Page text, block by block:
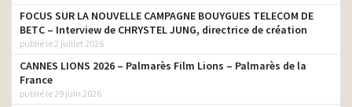
FOCUS SUR LA NOUVELLE CAMPAGNE BOUYGUES TELECOM DE
BETC – Interview de CHRYSTEL JUNG, directrice de création
publié le 2 juillet 2026
CANNES LIONS 2026 – Palmarès Film Lions – Palmarès de la
France
publié le 29 juin 2026